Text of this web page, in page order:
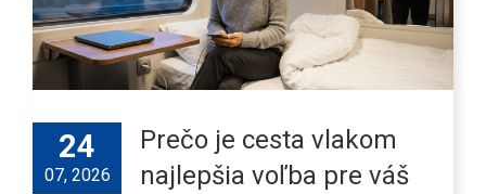
24
07, 2026
Prečo je cesta vlakom
najlepšia voľba pre váš